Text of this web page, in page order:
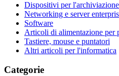
Dispositivi per
Networking e server
Software
Articoli di alimentazione per
Tastiere, mouse e puntatori
Altri articoli per l'informatica
Categorie